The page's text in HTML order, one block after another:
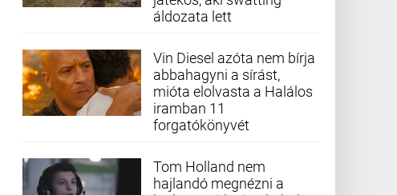
áldozata lett
Vin Diesel azóta nem bírja
abbahagyni a sírást,
mióta elolvasta a Halálos
iramban 11
forgatókönyvét
Tom Holland nem
hajlandó megnézni a